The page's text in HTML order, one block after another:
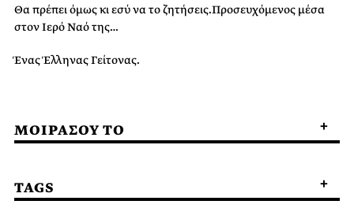
Θα πρέπει όμως κι εσύ να το ζητήσεις.Προσευχόμενος μέσα
στον Ιερό Ναό της…
Ένας Έλληνας Γείτονας.
ΜΟΙΡΑΣΟΥ ΤΟ
TAGS